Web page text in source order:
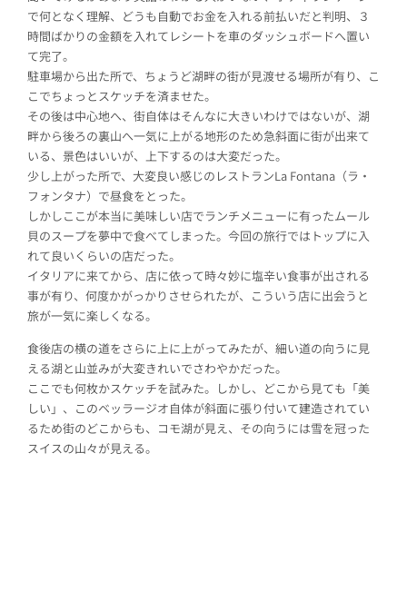
で何となく理解、どうも自動でお金を入れる前払いだと判明、３
時間ばかりの金額を入れてレシートを車のダッシュボードへ置い
て完了。
駐車場から出た所で、ちょうど湖畔の街が見渡せる場所が有り、こ
こでちょっとスケッチを済ませた。
その後は中心地へ、街自体はそんなに大きいわけではないが、湖
畔から後ろの裏山へ一気に上がる地形のため急斜面に街が出来て
いる、景色はいいが、上下するのは大変だった。
少し上がった所で、大変良い感じのレストランLa Fontana（ラ・
フォンタナ）で昼食をとった。
しかしここが本当に美味しい店でランチメニューに有ったムール
貝のスープを夢中で食べてしまった。今回の旅行ではトップに入
れて良いくらいの店だった。
イタリアに来てから、店に依って時々妙に塩辛い食事が出される
事が有り、何度かがっかりさせられたが、こういう店に出会うと
旅が一気に楽しくなる。
食後店の横の道をさらに上に上がってみたが、細い道の向うに見
える湖と山並みが大変きれいでさわやかだった。
ここでも何枚かスケッチを試みた。しかし、どこから見ても「美
しい」、このベッラージオ自体が斜面に張り付いて建造されてい
るため街のどこからも、コモ湖が見え、その向うには雪を冠った
スイスの山々が見える。